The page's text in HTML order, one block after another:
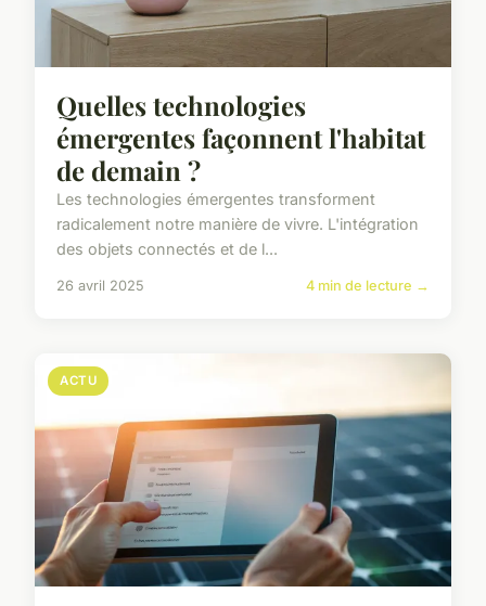
Quelles technologies
émergentes façonnent l'habitat
de demain ?
Les technologies émergentes transforment
radicalement notre manière de vivre. L'intégration
des objets connectés et de l...
26 avril 2025 4 min de lecture →
ACTU